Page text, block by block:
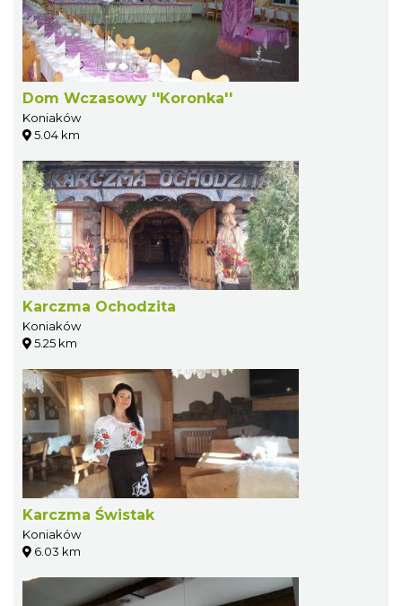
Dom Wczasowy ''Koronka''
Koniaków
5.04 km
Karczma Ochodzita
Koniaków
5.25 km
Karczma Świstak
Koniaków
6.03 km